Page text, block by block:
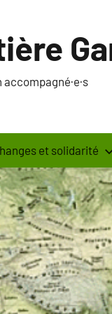
accompagné·e·s
et solidarité